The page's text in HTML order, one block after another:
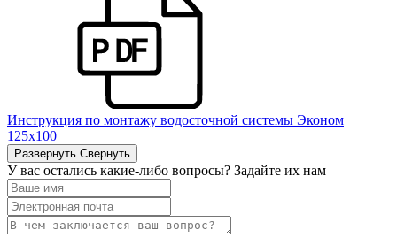
Инструкция по монтажу водосточной системы Эконом
125х100
Развернуть Свернуть
У вас остались какие-либо вопросы? Задайте их нам